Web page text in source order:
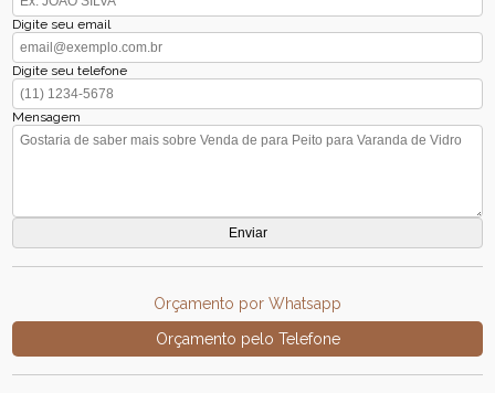
Digite seu email
Digite seu telefone
Mensagem
Orçamento por Whatsapp
Orçamento pelo Telefone